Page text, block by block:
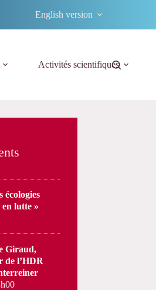
English version
Activités scientifiques
écologies
lutte »
Giraud,
de l’HDR